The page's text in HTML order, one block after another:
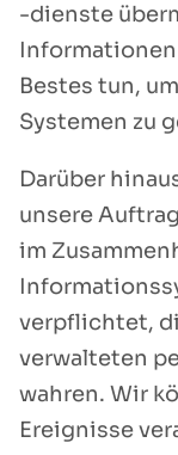
-dienste
Bestes tun,
Systemen zu
Darüber
unsere
im
verpflichtet,
verwalteten
wahren. Wir
Ereignisse